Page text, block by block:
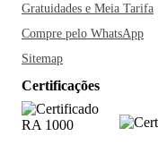
Gratuidades e Meia Tarifa
Compre pelo WhatsApp
Sitemap
Certificações